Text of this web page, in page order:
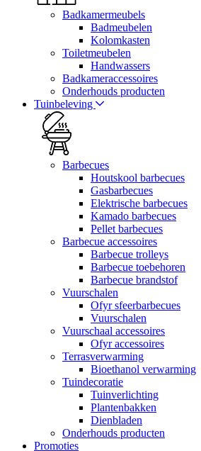
Badkamermeubels
Badmeubelen
Kolomkasten
Toiletmeubelen
Handwassers
Badkameraccessoires
Onderhouds producten
Tuinbeleving
Barbecues
Houtskool barbecues
Gasbarbecues
Elektrische barbecues
Kamado barbecues
Pellet barbecues
Barbecue accessoires
Barbecue trolleys
Barbecue toebehoren
Barbecue brandstof
Vuurschalen
Ofyr sfeerbarbecues
Vuurschalen
Vuurschaal accessoires
Ofyr accessoires
Terrasverwarming
Bioethanol verwarming
Tuindecoratie
Tuinverlichting
Plantenbakken
Dienbladen
Onderhouds producten
Promoties